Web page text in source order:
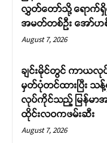
လွှတ်တော်သို့ ရောက်
အမတ်တစ်ဦး အော်ဟစ်
August 7, 2026
ချင်းမိုင်တွင် ကာယလု
မှတ်ပုံတင်ထားပြီး သ
လုပ်ကိုင်သည့် မြန်မာအ
ထိုင်းလဝကဖမ်းဆီး
August 7, 2026